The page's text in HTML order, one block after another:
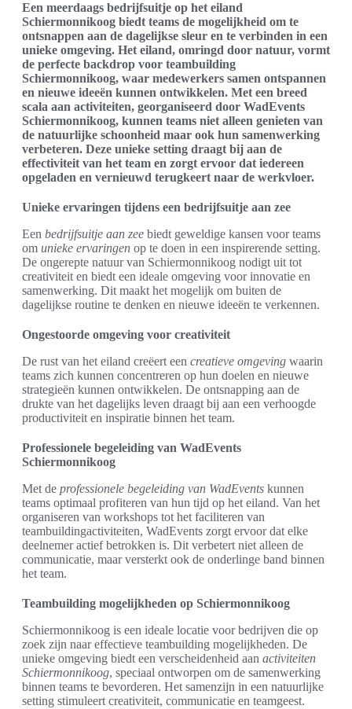
Een meerdaags bedrijfsuitje op het eiland
Schiermonnikoog biedt teams de mogelijkheid om te
ontsnappen aan de dagelijkse sleur en te verbinden in een
unieke omgeving. Het eiland, omringd door natuur, vormt
de perfecte backdrop voor teambuilding
Schiermonnikoog, waar medewerkers samen ontspannen
en nieuwe ideeën kunnen ontwikkelen. Met een breed
scala aan activiteiten, georganiseerd door WadEvents
Schiermonnikoog, kunnen teams niet alleen genieten van
de natuurlijke schoonheid maar ook hun samenwerking
verbeteren. Deze unieke setting draagt bij aan de
effectiviteit van het team en zorgt ervoor dat iedereen
opgeladen en vernieuwd terugkeert naar de werkvloer.
Unieke ervaringen tijdens een bedrijfsuitje aan zee
Een bedrijfsuitje aan zee biedt geweldige kansen voor teams
om unieke ervaringen op te doen in een inspirerende setting.
De ongerepte natuur van Schiermonnikoog nodigt uit tot
creativiteit en biedt een ideale omgeving voor innovatie en
samenwerking. Dit maakt het mogelijk om buiten de
dagelijkse routine te denken en nieuwe ideeën te verkennen.
Ongestoorde omgeving voor creativiteit
De rust van het eiland creëert een creatieve omgeving waarin
teams zich kunnen concentreren op hun doelen en nieuwe
strategieën kunnen ontwikkelen. De ontsnapping aan de
drukte van het dagelijks leven draagt bij aan een verhoogde
productiviteit en inspiratie binnen het team.
Professionele begeleiding van WadEvents
Schiermonnikoog
Met de professionele begeleiding van WadEvents kunnen
teams optimaal profiteren van hun tijd op het eiland. Van het
organiseren van workshops tot het faciliteren van
teambuildingactiviteiten, WadEvents zorgt ervoor dat elke
deelnemer actief betrokken is. Dit verbetert niet alleen de
communicatie, maar versterkt ook de onderlinge band binnen
het team.
Teambuilding mogelijkheden op Schiermonnikoog
Schiermonnikoog is een ideale locatie voor bedrijven die op
zoek zijn naar effectieve teambuilding mogelijkheden. De
unieke omgeving biedt een verscheidenheid aan activiteiten
Schiermonnikoog, speciaal ontworpen om de samenwerking
binnen teams te bevorderen. Het samenzijn in een natuurlijke
setting stimuleert creativiteit, communicatie en teamgeest.